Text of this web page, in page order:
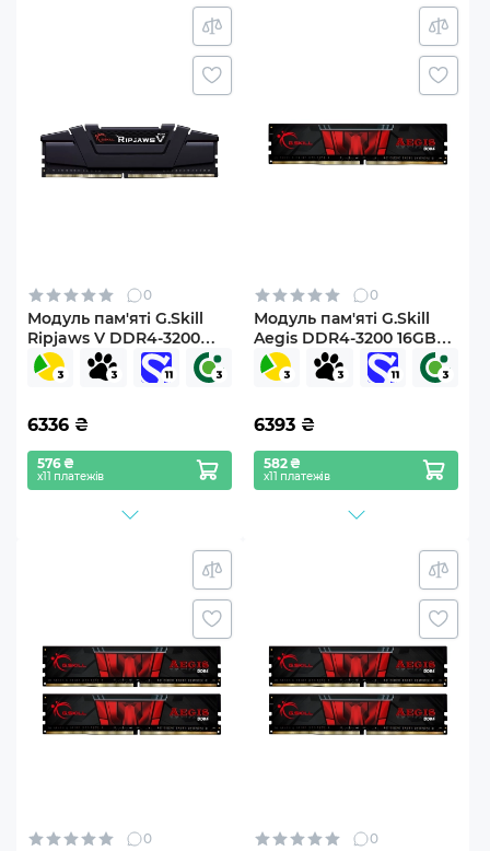
0
Модуль пам'яті G.Skill
Ripjaws V DDR4-3200
16GB (F4-3200C16S-
16GVK)
6336 ₴
576 ₴
х11 платежів
0
Модуль пам'яті G.Skill
Aegis DDR4-3200 16GB
(F4-3200C16S-16GIS)
6393 ₴
582 ₴
х11 платежів
0 0